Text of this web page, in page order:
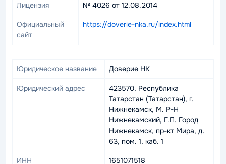
Лицензия № 4026 от 12.08.2014
Официальный
сайт
https://doverie-nka.ru/index.html
Юридическое название Доверие НК
Юридический адрес
423570, Республика
Татарстан (Татарстан), г.
Нижнекамск, М. Р-Н
Нижнекамский, Г.П. Город
Нижнекамск, пр-кт Мира, д.
63, пом. 1, каб. 1
ИНН 1651071518